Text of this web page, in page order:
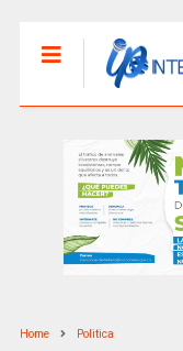
Home Politica